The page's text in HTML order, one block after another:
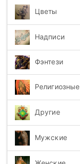
Цветы
Надписи
Фэнтези
Религиозные
Другие
Мужские